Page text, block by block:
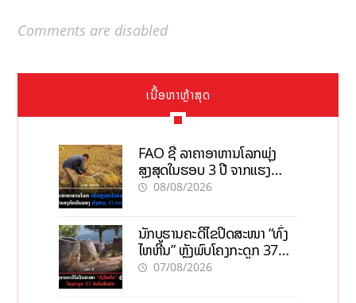
Comments are disabled
ເນື້ອຫາຫຼ້າສຸດ
FAO ຊີ້ ລາຄາອາຫານໂລກພຸ່ງ
ສູງສຸດໃນຮອບ 3 ປີ ຈາກແຮງ
ກົດດັນຂອງສົງຄາມ, El nino
08/08/2026
ນັກບູຮານຄະດີໄຂປິດສະໜາ “ທົ່ງ
ໄຫຫີນ” ຫຼັງພົບໂຄງກະດູກ 37
ຄົນໃນຫີນຍັກ
07/08/2026